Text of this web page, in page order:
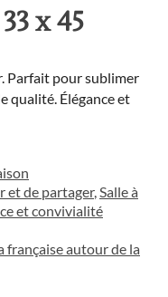
x 45
Parfait pour sublimer
qualité. Élégance et
et de partager,Salle à
et convivialité
française autour de la